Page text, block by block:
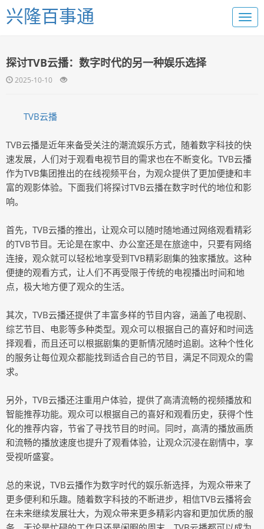
兴隆百事通
探讨TVB云播：数字时代的另一种娱乐选择
2025-10-10
TVB云播
TVB云播是近年来备受关注的潮流娱乐方式，随着数字科技的快
速发展，人们对于观看电视节目的需求也在不断变化。TVB云播
作为TVB集团推出的在线视频平台，为观众提供了更加便捷和丰
富的观影体验。下面我们将探讨TVB云播在数字时代的地位和影
响。
首先，TVB云播的推出，让观众可以随时随地通过网络观看精彩
的TVB节目。无论是在家中、办公室还是在旅途中，只要有网络
连接，观众就可以轻松地享受到TVB精彩剧集的独家播放。这种
便捷的观看方式，让人们不再受限于传统的电视播出时间和地
点，极大地方便了观众的生活。
其次，TVB云播还提供了丰富多样的节目内容，涵盖了电视剧、
综艺节目、电影等多种类型。观众可以根据自己的喜好和时间选
择观看，而且还可以根据剧集的更新情况随时追剧。这种个性化
的服务让每位观众都能找到适合自己的节目，满足不同观众的需
求。
另外，TVB云播还注重用户体验，提供了高清流畅的视频播放和
智能推荐功能。观众可以根据自己的喜好和观看历史，获得个性
化的推荐内容，节省了寻找节目的时间。同时，高清的播放画质
和流畅的播放速度也提升了观看体验，让观众沉浸在剧情中，享
受视听盛宴。
总的来说，TVB云播作为数字时代的娱乐新选择，为观众带来了
更多便利和乐趣。随着数字科技的不断进步，相信TVB云播将会
在未来继续发展壮大，为观众带来更多精彩内容和更加优质的服